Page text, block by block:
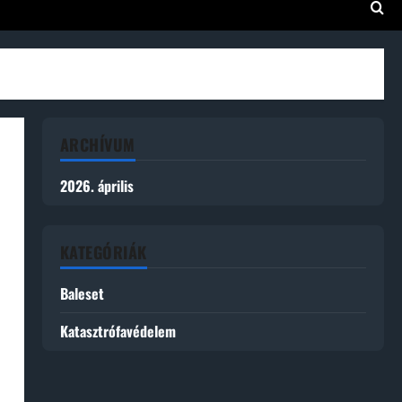
ARCHÍVUM
2026. április
KATEGÓRIÁK
Baleset
Katasztrófavédelem